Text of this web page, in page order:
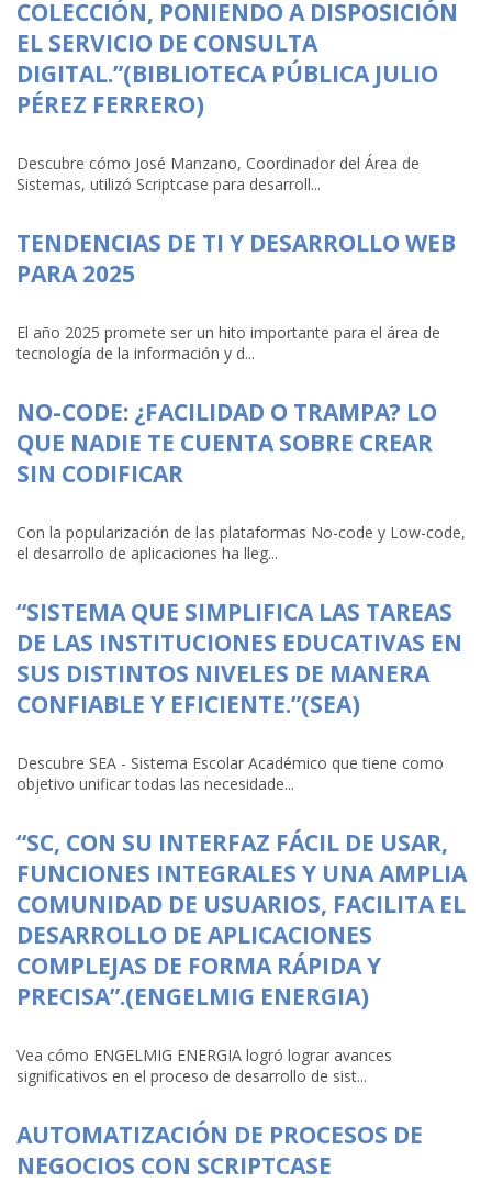
COLECCIÓN, PONIENDO A DISPOSICIÓN
EL SERVICIO DE CONSULTA
DIGITAL.”(BIBLIOTECA PÚBLICA JULIO
PÉREZ FERRERO)
Descubre cómo José Manzano, Coordinador del Área de
Sistemas, utilizó Scriptcase para desarroll...
TENDENCIAS DE TI Y DESARROLLO WEB
PARA 2025
El año 2025 promete ser un hito importante para el área de
tecnología de la información y d...
NO-CODE: ¿FACILIDAD O TRAMPA? LO
QUE NADIE TE CUENTA SOBRE CREAR
SIN CODIFICAR
Con la popularización de las plataformas No-code y Low-code,
el desarrollo de aplicaciones ha lleg...
“SISTEMA QUE SIMPLIFICA LAS TAREAS
DE LAS INSTITUCIONES EDUCATIVAS EN
SUS DISTINTOS NIVELES DE MANERA
CONFIABLE Y EFICIENTE.”(SEA)
Descubre SEA - Sistema Escolar Académico que tiene como
objetivo unificar todas las necesidade...
“SC, CON SU INTERFAZ FÁCIL DE USAR,
FUNCIONES INTEGRALES Y UNA AMPLIA
COMUNIDAD DE USUARIOS, FACILITA EL
DESARROLLO DE APLICACIONES
COMPLEJAS DE FORMA RÁPIDA Y
PRECISA”.(ENGELMIG ENERGIA)
Vea cómo ENGELMIG ENERGIA logró lograr avances
significativos en el proceso de desarrollo de sist...
AUTOMATIZACIÓN DE PROCESOS DE
NEGOCIOS CON SCRIPTCASE